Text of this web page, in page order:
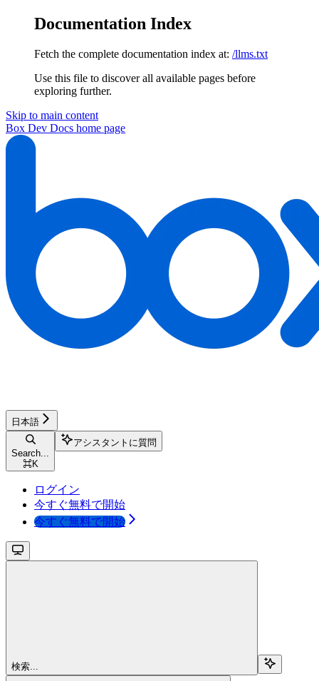
Documentation Index
Fetch the complete documentation index at: /llms.txt
Use this file to discover all available pages before
exploring further.
Skip to main content
Box Dev Docs home page
日本語
Search...
⌘K
アシスタントに質問
ログイン
今すぐ無料で開始
今すぐ無料で開始
検索...